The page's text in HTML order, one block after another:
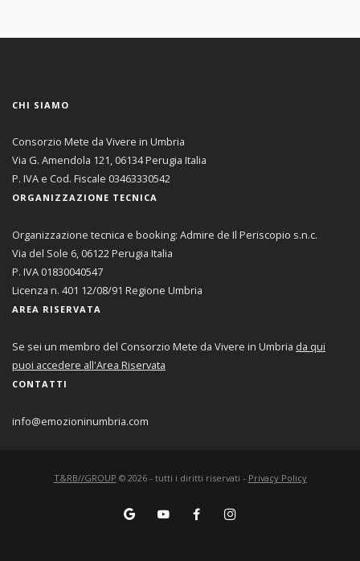
CHI SIAMO
Consorzio Mete da Vivere in Umbria
Via G. Amendola 121, 06134 Perugia Italia
P. IVA e Cod. Fiscale 03463330542
ORGANIZZAZIONE TECNICA
Organizzazione tecnica e booking: Admire de Il Periscopio s.n.c.
Via del Sole 6, 06122 Perugia Italia
P. IVA 01830040547
Licenza n. 401 12/08/91 Regione Umbria
AREA RISERVATA
Se sei un membro del Consorzio Mete da Vivere in Umbria da qui
puoi accedere all'Area Riservata
CONTATTI
info@emozioninumbria.com
T&RB//GROUP © 2026- tutti i diritti riservati - Privacy Policy